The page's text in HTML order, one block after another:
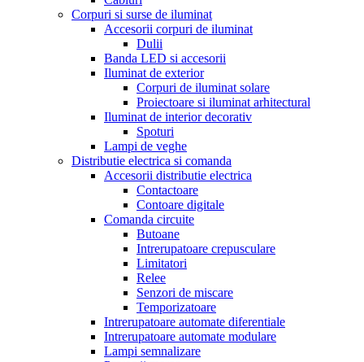
Corpuri si surse de iluminat
Accesorii corpuri de iluminat
Dulii
Banda LED si accesorii
Iluminat de exterior
Corpuri de iluminat solare
Proiectoare si iluminat arhitectural
Iluminat de interior decorativ
Spoturi
Lampi de veghe
Distributie electrica si comanda
Accesorii distributie electrica
Contactoare
Contoare digitale
Comanda circuite
Butoane
Intrerupatoare crepusculare
Limitatori
Relee
Senzori de miscare
Temporizatoare
Intrerupatoare automate diferentiale
Intrerupatoare automate modulare
Lampi semnalizare